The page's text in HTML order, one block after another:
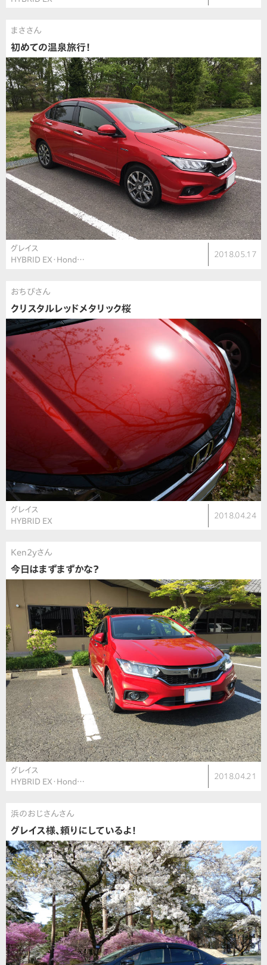
まささん
初めての温泉旅行！
グレイス
HYBRID EX・Hond…
2018.05.17
おちびさん
クリスタルレッドメタリック桜
グレイス
HYBRID EX
2018.04.24
Ken2yさん
今日はまずまずかな？
グレイス
HYBRID EX・Hond…
2018.04.21
浜のおじさんさん
グレイス様、頼りにしているよ！